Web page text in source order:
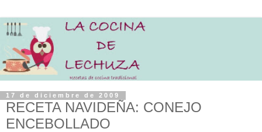
17 de diciembre de 2009
RECETA NAVIDEÑA: CONEJO
ENCEBOLLADO